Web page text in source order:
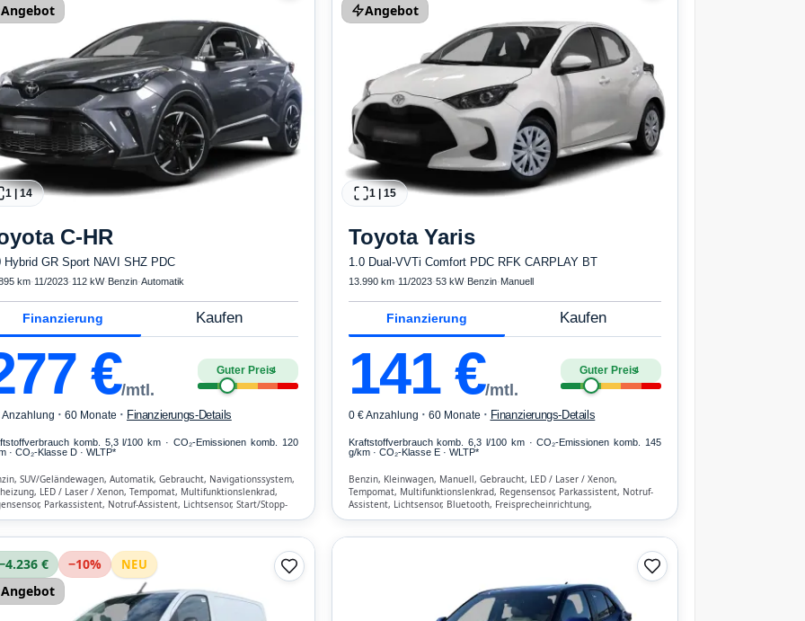
Angebot
1|14
C-HR
Hybrid GR Sport NAVI SHZ PDC
km· 11/2023· 112 kW· Benzin·Automatik
Finanzierung Kaufen
€/mtl.
Guter Preis4
Anzahlung · 60 Monate · Finanzierungs-Details
komb. 5,3 l/100 km · CO₂-Emissionen komb. 120
· CO₂-Klasse D · WLTP*
SUV/Geländewagen, Automatik, Gebraucht, Navigationssystem,
LED / Laser / Xenon, Tempomat, Multifunktionslenkrad,
Parkassistent, Notruf-Assistent, Lichtsensor, Start/Stopp-
Angebot
1 | 15
Toyota Yaris
1.0 Dual-VVTi Comfort PDC RFK CARPLAY BT
13.990 km· 11/2023·53 kW· Benzin· Manuell
Finanzierung Kaufen
141€/mtl.
Guter Preis4
0 € Anzahlung · 60 Monate · Finanzierungs-Details
Kraftstoffverbrauch komb. 6,3 l/100 km · CO₂-Emissionen komb. 145
g/km · CO₂-Klasse E · WLTP*
Benzin, Kleinwagen, Manuell, Gebraucht, LED / Laser / Xenon,
Tempomat, Multifunktionslenkrad, Regensensor, Parkassistent, Notruf-
Assistent, Lichtsensor, Bluetooth, Freisprecheinrichtung,
€ −10% NEU
Angebot